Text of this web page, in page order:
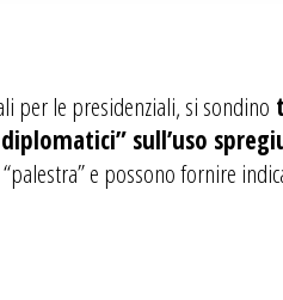
per le presidenziali, si sondino
sull’uso
e possono fornire